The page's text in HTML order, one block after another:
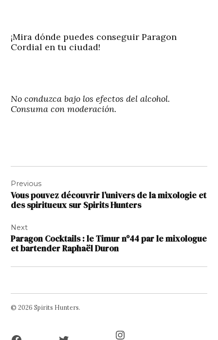
¡Mira dónde puedes conseguir Paragon
Cordial en tu ciudad!
No conduzca bajo los efectos del alcohol.
Consuma con moderación.
de
l’article
Previous
Vous pouvez découvrir l’univers de la mixologie et
des spiritueux sur Spirits Hunters
Next
Paragon Cocktails : le Timur nº44 par le mixologue
et bartender Raphaël Duron
© 2026 Spirits Hunters.